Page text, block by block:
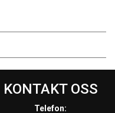
KONTAKT OSS
Telefon: